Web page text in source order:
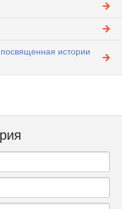
истории